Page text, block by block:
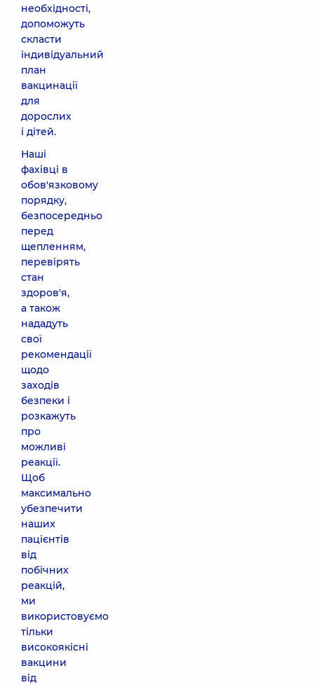
необхідності,
допоможуть
скласти
індивідуальний
план
вакцинації
для
дорослих
і дітей.
Наші
фахівці в
обов'язковому
порядку,
безпосередньо
перед
щепленням,
перевірять
стан
здоров'я,
а також
нададуть
свої
рекомендації
щодо
заходів
безпеки і
розкажуть
про
можливі
реакції.
Щоб
максимально
убезпечити
наших
пацієнтів
від
побічних
реакцій,
ми
використовуємо
тільки
високоякісні
вакцини
від